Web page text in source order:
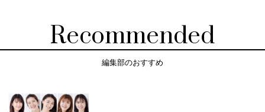
Recommended
編集部のおすすめ